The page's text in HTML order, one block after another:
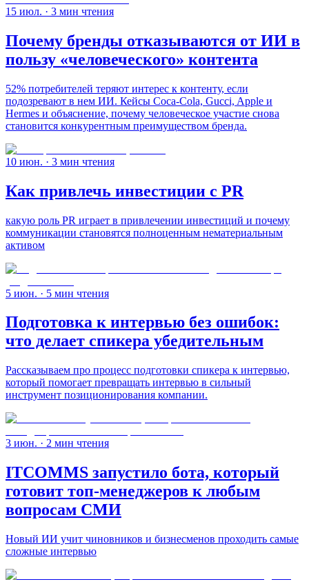
15 июл. · 3 мин чтения
Почему бренды отказываются от ИИ в
пользу «человеческого» контента
52% потребителей теряют интерес к контенту, если
подозревают в нем ИИ. Кейсы Coca-Cola, Gucci, Apple и
Hermes и объяснение, почему человеческое участие снова
становится конкурентным преимуществом бренда.
10 июн. · 3 мин чтения
Как привлечь инвестиции с PR
какую роль PR играет в привлечении инвестиций и почему
коммуникации становятся полноценным нематериальным
активом
5 июн. · 5 мин чтения
Подготовка к интервью без ошибок:
что делает спикера убедительным
Рассказываем про процесс подготовки спикера к интервью,
который помогает превращать интервью в сильный
инструмент позиционирования компании.
3 июн. · 2 мин чтения
ITCOMMS запустило бота, который
готовит топ-менеджеров к любым
вопросам СМИ
Новый ИИ учит чиновников и бизнесменов проходить самые
сложные интервью